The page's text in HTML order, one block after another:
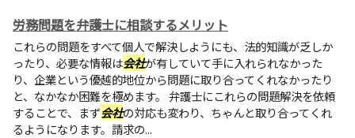
労務問題を弁護士に相談するメリット
これらの問題をすべて個人で解決しようにも、法的知識が乏しか
ったり、必要な情報は会社が有していて手に入れられなかった
り、企業という優越的地位から問題に取り合ってくれなかったり
と、なかなか困難を極めます。 弁護士にこれらの問題解決を依頼
することで、まず会社の対応も変わり、ちゃんと取り合ってくれ
るようになります。請求の...